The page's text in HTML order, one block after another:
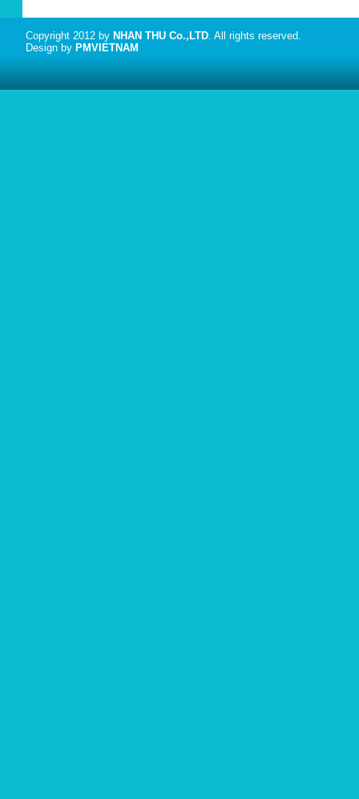
Copyright 2012 by NHAN THU Co.,LTD. All rights reserved.
Design by PMVIETNAM